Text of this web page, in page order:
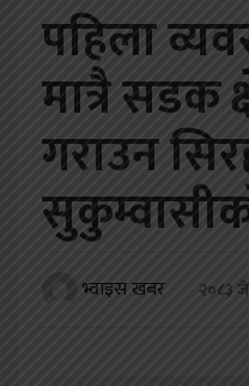
अर्थतंत्र
खेलकुद
पहिला
मात्रै सडक
गराउन
भ्वाइस खबर २०८३